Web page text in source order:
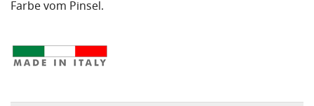
Farbe vom Pinsel.